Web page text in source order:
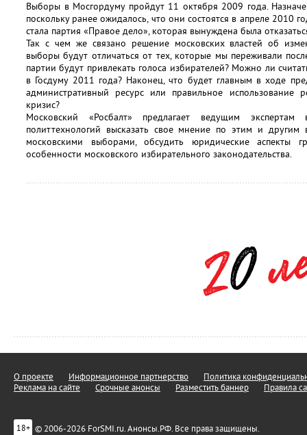
Выборы в Мосгордуму пройдут 11 октября 2009 года.
поскольку ранее ожидалось, что они состоятся в апреле 2010
стала партия «Правое дело», которая вынуждена была
Так с чем же связано решение московских властей об
выборы будут отличаться от тех, которые мы переживали
партии будут привлекать голоса избирателей? Можно ли
в Госдуму 2011 года? Наконец, что будет главным в ходе
административный ресурс или правильное использование
кризис?
Московский «Росбалт» предлагает ведущим
политтехнологий высказать свое мнение по этим и другим
московскими выборами, обсудить юридические аспекты
особенности московского избирательного законодательства.
О проекте Информационное партнерство
Политика
Реклама на сайте
Срочные анонсы Разместить баннер Правила
18+ © 2006-2026 ForSMI.ru. Анонсы.РФ. Все права защищены.